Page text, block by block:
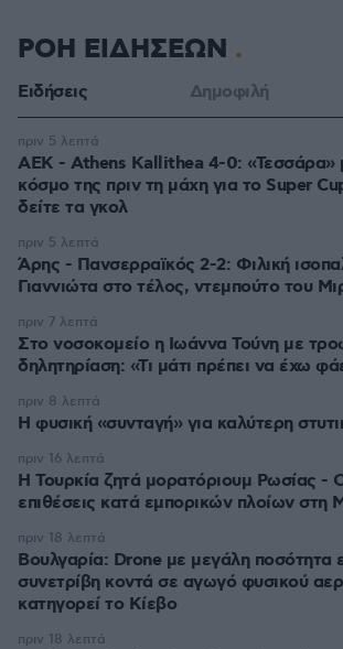
ΡΟΗ ΕΙΔΗΣΕΩΝ
Ειδήσεις Δημοφιλή
ΑΕΚ - Athens Kallithea 4-0: «Τεσσάρα»
κόσμο της πριν τη μάχη για το Super
δείτε τα γκολ
πριν 5 λεπτά
Άρης - Πανσερραϊκός 2-2: Φιλική
Γιαννιώτα στο τέλος, ντεμπούτο του
πριν 5 λεπτά
Στο νοσοκομείο η Ιωάννα Τούνη με
δηλητηρίαση: «Τι μάτι πρέπει να έχω
πριν 7 λεπτά
Η φυσική «συνταγή» για καλύτερη
πριν 8 λεπτά
Η Τουρκία ζητά μορατόριουμ Ρωσίας -
επιθέσεις κατά εμπορικών πλοίων
πριν 16 λεπτά
Βουλγαρία: Drone με μεγάλη ποσότητα
συνετρίβη κοντά σε αγωγό φυσικού
κατηγορεί το Κίεβο
πριν 18 λεπτά
πριν 18 λεπτά